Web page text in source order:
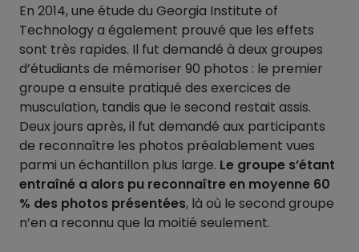
En 2014, une étude du Georgia Institute of
Technology a également prouvé que les effets
sont très rapides. Il fut demandé à deux groupes
d’étudiants de mémoriser 90 photos : le premier
groupe a ensuite pratiqué des exercices de
musculation, tandis que le second restait assis.
Deux jours après, il fut demandé aux participants
de reconnaître les photos préalablement vues
parmi un échantillon plus large. Le groupe s’étant
entraîné a alors pu reconnaître en moyenne 60
% des photos présentées, là où le second groupe
n’en a reconnu que la moitié seulement.